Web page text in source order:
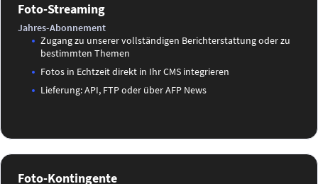
Foto-Streaming
Jahres-Abonnement
Zugang zu unserer vollständigen Berichterstattung oder zu
bestimmten Themen
Fotos in Echtzeit direkt in Ihr CMS integrieren
Lieferung: API, FTP oder über AFP News
Foto-Kontingente